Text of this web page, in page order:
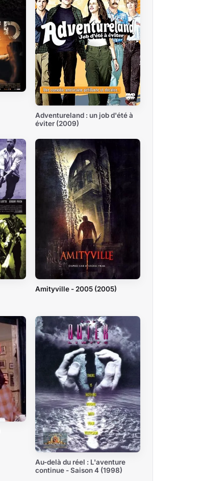
Adventureland : un job d'été à
éviter (2009)
Amityville - 2005 (2005)
Au-delà du réel : L'aventure
continue - Saison 4 (1998)